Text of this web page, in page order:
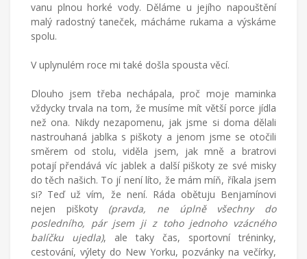
vanu plnou horké vody. Děláme u jejího napouštění
malý radostný taneček, mácháme rukama a výskáme
spolu.
V uplynulém roce mi také došla spousta věcí.
Dlouho jsem třeba nechápala, proč moje maminka
vždycky trvala na tom, že musíme mít větší porce jídla
než ona. Nikdy nezapomenu, jak jsme si doma dělali
nastrouhaná jablka s piškoty a jenom jsme se otočili
směrem od stolu, viděla jsem, jak mně a bratrovi
potají přendává víc jablek a další piškoty ze své misky
do těch našich. To jí není líto, že mám míň, říkala jsem
si? Teď už vím, že není. Ráda obětuju Benjamínovi
nejen piškoty (pravda, ne úplně všechny do
posledního, pár jsem ji z toho jednoho vzácného
balíčku ujedla), ale taky čas, sportovní tréninky,
cestování, výlety do New Yorku, pozvánky na večírky,